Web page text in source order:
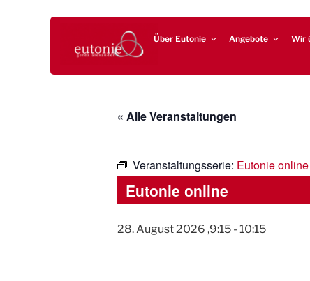
EUTONIE.DE
Über Eutonie Angebote Wir
« Alle Veranstaltungen
Veranstaltungsserie: Eutonie online
Eutonie online
28. August 2026 ,9:15 - 10:15